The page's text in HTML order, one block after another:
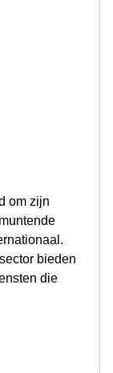
om zijn
bieden
die